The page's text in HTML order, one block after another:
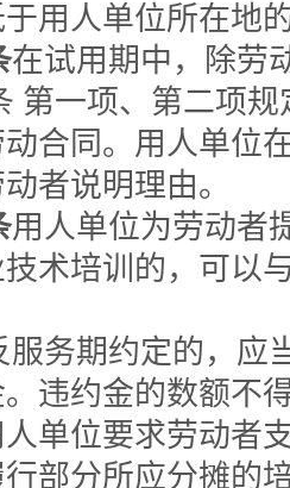
用人单位所在地
在试用期中，除劳
第一项、第二项
合同。用人单位
者说明理由。
用人单位为劳动者
术培训的，可以
服务期约定的，应
违约金的数额不
单位要求劳动者
部分所应分摊的